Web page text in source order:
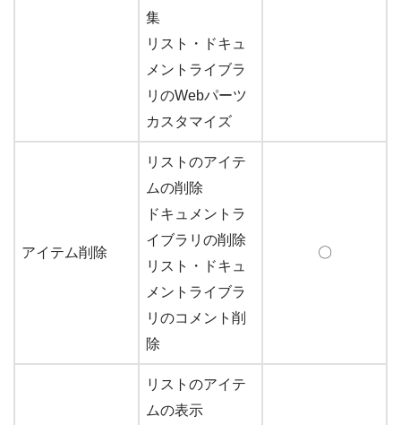
集
リスト・ドキュ
メントライブラ
リのWebパーツ
カスタマイズ
アイテム削除
リストのアイテ
ムの削除
ドキュメントラ
イブラリの削除
リスト・ドキュ
メントライブラ
リのコメント削
除
〇
リストのアイテ
ムの表示